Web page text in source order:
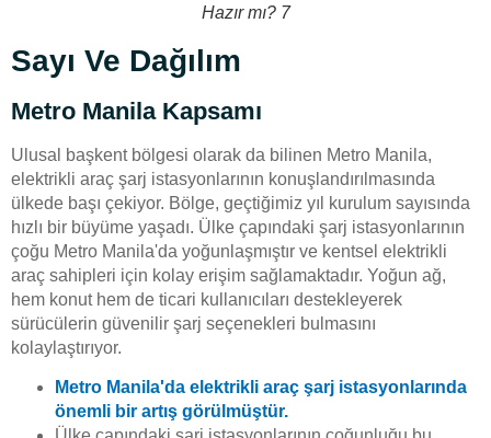
Hazır mı? 7
Sayı Ve Dağılım
Metro Manila Kapsamı
Ulusal başkent bölgesi olarak da bilinen Metro Manila,
elektrikli araç şarj istasyonlarının konuşlandırılmasında
ülkede başı çekiyor. Bölge, geçtiğimiz yıl kurulum sayısında
hızlı bir büyüme yaşadı. Ülke çapındaki şarj istasyonlarının
çoğu Metro Manila'da yoğunlaşmıştır ve kentsel elektrikli
araç sahipleri için kolay erişim sağlamaktadır. Yoğun ağ,
hem konut hem de ticari kullanıcıları destekleyerek
sürücülerin güvenilir şarj seçenekleri bulmasını
kolaylaştırıyor.
Metro Manila'da elektrikli araç şarj istasyonlarında
önemli bir artış görülmüştür.